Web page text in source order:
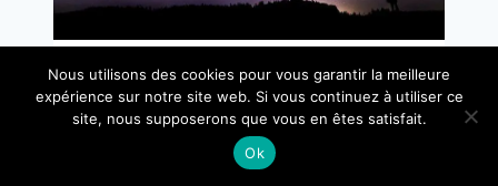
C’est quoi le « Timing Divin » ?
Nous utilisons des cookies pour vous garantir la meilleure
expérience sur notre site web. Si vous continuez à utiliser ce
site, nous supposerons que vous en êtes satisfait.
Ok